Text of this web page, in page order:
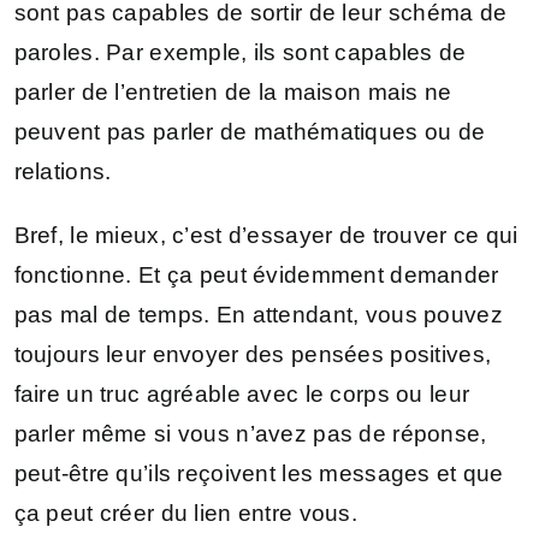
sont pas capables de sortir de leur schéma de
paroles. Par exemple, ils sont capables de
parler de l’entretien de la maison mais ne
peuvent pas parler de mathématiques ou de
relations.
Bref, le mieux, c’est d’essayer de trouver ce qui
fonctionne. Et ça peut évidemment demander
pas mal de temps. En attendant, vous pouvez
toujours leur envoyer des pensées positives,
faire un truc agréable avec le corps ou leur
parler même si vous n’avez pas de réponse,
peut-être qu’ils reçoivent les messages et que
ça peut créer du lien entre vous.